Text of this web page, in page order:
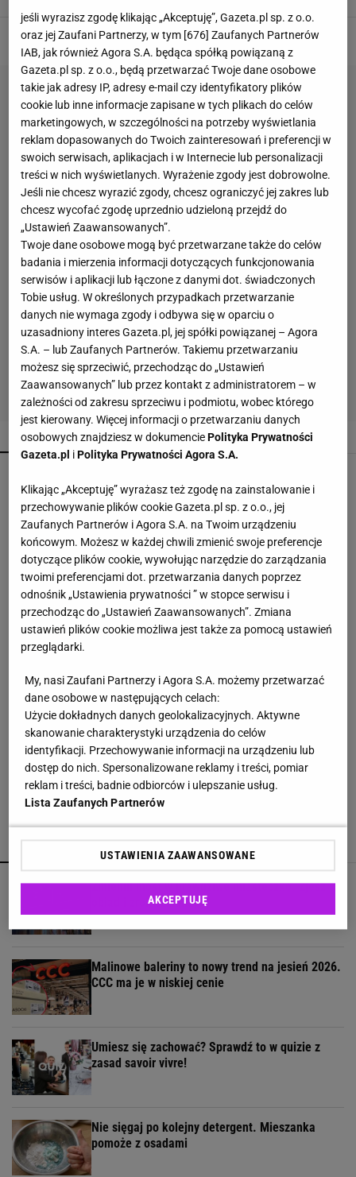
POPULARNE NAJNOWSZE
pomoże z osadami
Te buty będą hitem jesieni 2026! Wiśniowe
czółenka to kwintesencja luksusu i
ponadczasowego stylu
Lniane spodnie z Lidla nawet jesienią będą
hitem. Kosztują 44,99 zł
Malinowe baleriny to nowy trend na jesień 2026.
CCC ma je w niskiej cenie
Wsyp do pralki zamiast płynu. Ręczniki
odzyskają miękkość
POLECAMY WIĘCEJ TEMATÓW
Zmienili most w prawdziwe miasteczko. Zjesz tu
obiad i zrobisz zakupy
Malinowe baleriny to nowy trend na jesień 2026.
CCC ma je w niskiej cenie
Umiesz się zachować? Sprawdź to w quizie z
zasad savoir vivre!
Nie sięgaj po kolejny detergent. Mieszanka
pomoże z osadami
jeśli wyrazisz zgodę klikając „Akceptuję”, Gazeta.pl sp. z o.o.
oraz jej Zaufani Partnerzy, w tym [676] Zaufanych Partnerów
IAB, jak również Agora S.A. będąca spółką powiązaną z
Gazeta.pl sp. z o.o., będą przetwarzać Twoje dane osobowe
takie jak adresy IP, adresy e-mail czy identyfikatory plików
cookie lub inne informacje zapisane w tych plikach do celów
marketingowych, w szczególności na potrzeby wyświetlania
reklam dopasowanych do Twoich zainteresowań i preferencji w
swoich serwisach, aplikacjach i w Internecie lub personalizacji
treści w nich wyświetlanych. Wyrażenie zgody jest dobrowolne.
Jeśli nie chcesz wyrazić zgody, chcesz ograniczyć jej zakres lub
chcesz wycofać zgodę uprzednio udzieloną przejdź do
„Ustawień Zaawansowanych”.
Twoje dane osobowe mogą być przetwarzane także do celów
badania i mierzenia informacji dotyczących funkcjonowania
serwisów i aplikacji lub łączone z danymi dot. świadczonych
Tobie usług. W określonych przypadkach przetwarzanie
danych nie wymaga zgody i odbywa się w oparciu o
uzasadniony interes Gazeta.pl, jej spółki powiązanej – Agora
S.A. – lub Zaufanych Partnerów. Takiemu przetwarzaniu
możesz się sprzeciwić, przechodząc do „Ustawień
Zaawansowanych” lub przez kontakt z administratorem – w
zależności od zakresu sprzeciwu i podmiotu, wobec którego
jest kierowany. Więcej informacji o przetwarzaniu danych
osobowych znajdziesz w dokumenciePolityka Prywatności
Gazeta.pl iPolityka Prywatności Agora S.A.
Klikając „Akceptuję” wyrażasz też zgodę na zainstalowanie i
przechowywanie plików cookie Gazeta.pl sp. z o.o., jej
Zaufanych Partnerów i Agora S.A. na Twoim urządzeniu
końcowym. Możesz w każdej chwili zmienić swoje preferencje
dotyczące plików cookie, wywołując narzędzie do zarządzania
twoimi preferencjami dot. przetwarzania danych poprzez
odnośnik „Ustawienia prywatności ” w stopce serwisu i
przechodząc do „Ustawień Zaawansowanych”. Zmiana
ustawień plików cookie możliwa jest także za pomocą ustawień
przeglądarki.
My, nasi Zaufani Partnerzy i Agora S.A. możemy przetwarzać
dane osobowe w następujących celach:
Użycie dokładnych danych geolokalizacyjnych. Aktywne
skanowanie charakterystyki urządzenia do celów
identyfikacji. Przechowywanie informacji na urządzeniu lub
dostęp do nich. Spersonalizowane reklamy i treści, pomiar
reklam i treści, badnie odbiorców i ulepszanie usług.
Lista Zaufanych Partnerów
USTAWIENIA ZAAWANSOWANE
AKCEPTUJĘ